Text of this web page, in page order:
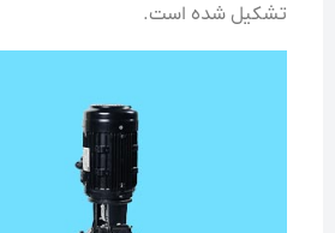
تشکیل شده است.